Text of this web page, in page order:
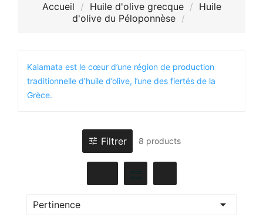
Accueil Huile d'olive grecque
Huile
d'olive du Péloponnèse
Kalamata est le cœur d’une région de production
traditionnelle d’huile d’olive, l’une des fiertés de la
Grèce.
 Filtrer 8 products
Pertinence 